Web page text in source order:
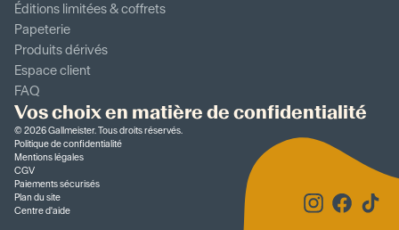
Éditions limitées & coffrets
Papeterie
Produits dérivés
Espace client
FAQ
Vos choix en matière de confidentialité
© 2026Gallmeister. Tous droits réservés.
Politique de confidentialité
Mentions légales
CGV
Paiements sécurisés
Plan du site
Centre d'aide